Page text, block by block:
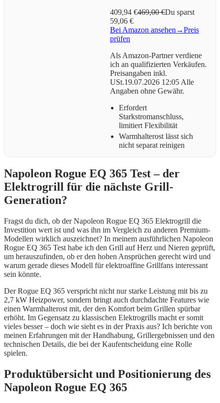
409,94 €469,00 €Du sparst
59,06 €
Bei Amazon ansehen →Preis
prüfen
Als Amazon-Partner verdiene
ich an qualifizierten Verkäufen.
Preisangaben inkl.
USt.19.07.2026 12:05 Alle
Angaben ohne Gewähr.
Erfordert
Starkstromanschluss,
limitiert Flexibilität
Warmhalterost lässt sich
nicht separat reinigen
Napoleon Rogue EQ 365 Test – der
Elektrogrill für die nächste Grill-
Generation?
Fragst du dich, ob der Napoleon Rogue EQ 365 Elektrogrill die
Investition wert ist und was ihn im Vergleich zu anderen Premium-
Modellen wirklich auszeichnet? In meinem ausführlichen Napoleon
Rogue EQ 365 Test habe ich den Grill auf Herz und Nieren geprüft,
um herauszufinden, ob er den hohen Ansprüchen gerecht wird und
warum gerade dieses Modell für elektroaffine Grillfans interessant
sein könnte.
Der Rogue EQ 365 verspricht nicht nur starke Leistung mit bis zu
2,7 kW Heizpower, sondern bringt auch durchdachte Features wie
einen Warmhalterost mit, der den Komfort beim Grillen spürbar
erhöht. Im Gegensatz zu klassischen Elektrogrills macht er somit
vieles besser – doch wie sieht es in der Praxis aus? Ich berichte von
meinen Erfahrungen mit der Handhabung, Grillergebnissen und den
technischen Details, die bei der Kaufentscheidung eine Rolle
spielen.
Produktübersicht und Positionierung des
Napoleon Rogue EQ 365